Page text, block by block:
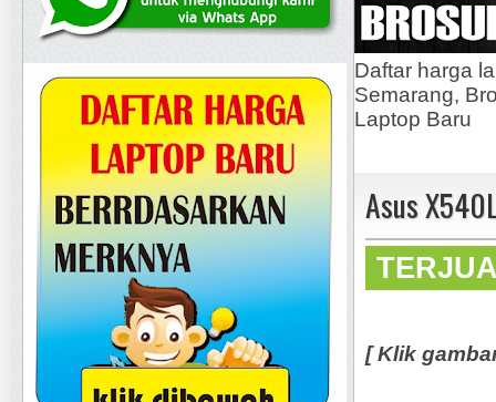
Daftar harga
Semarang,
Laptop Baru
Asus
[ Klik